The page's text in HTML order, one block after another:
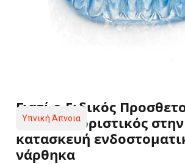
Υπνική Άπνοια
Γιατί ο Ειδικός
είναι καθοριστικός στην
κατασκευή
νάρθηκα